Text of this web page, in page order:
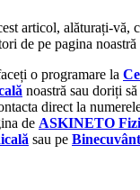
articol, alăturați-vă,
de pe pagina noastră
o programare la
noastră sau doriți
direct la
de ASKINETO
sau pe